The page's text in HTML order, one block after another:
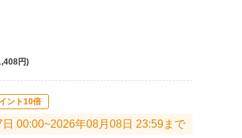
円)
ント10倍
00:00~2026年08月08日 23:59まで